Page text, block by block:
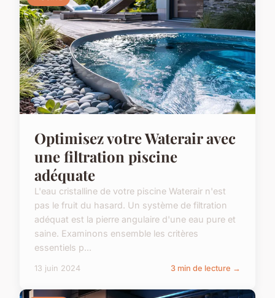
Optimisez votre Waterair avec
une filtration piscine
adéquate
L'eau cristalline de votre piscine Waterair n'est
pas le fruit du hasard. Un système de filtration
adéquat est la pierre angulaire d'une eau pure et
saine. Examinons ensemble les critères
essentiels p...
13 juin 2024 3 min de lecture →